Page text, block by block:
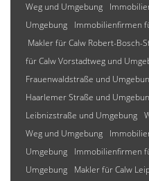
Weg und Umgebung
Umgebung
Immobilienfirmen
Makler für Calw Robert-Bosch-
für Calw Vorstadtweg und
Frauenwaldstraße und
Haarlemer Straße und
Leibnizstraße und Umgebung
Weg und Umgebung
Umgebung
Immobilienfirmen
Umgebung
Makler für Calw